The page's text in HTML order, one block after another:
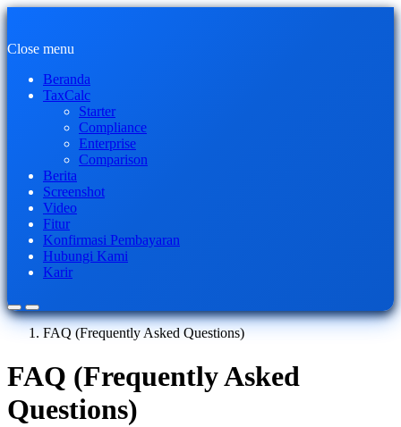
Close menu
Beranda
TaxCalc
Starter
Compliance
Enterprise
Comparison
Berita
Screenshot
Video
Fitur
Konfirmasi Pembayaran
Hubungi Kami
Karir
FAQ (Frequently Asked Questions)
FAQ (Frequently Asked
Questions)